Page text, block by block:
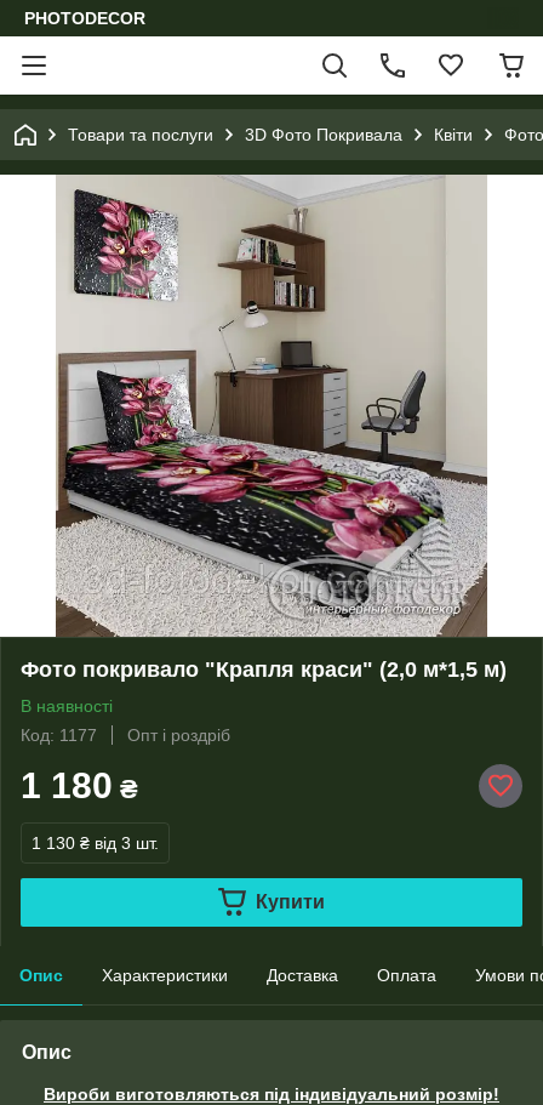
PHOTODECOR
Товари та послуги 3D Фото Покривала Квіти
Фото покривало "Крапля краси" (2,0 м*1,5 м)
В наявності
Код: 1177
Опт і роздріб
1 180 ₴
1 130 ₴ від 3 шт.
Купити
Опис Характеристики Доставка Оплата Умови
Опис
Вироби виготовляються під індивідуальний розмір!